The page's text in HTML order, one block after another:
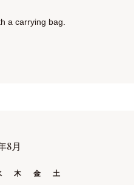
a carrying bag.
8月
木 金
土